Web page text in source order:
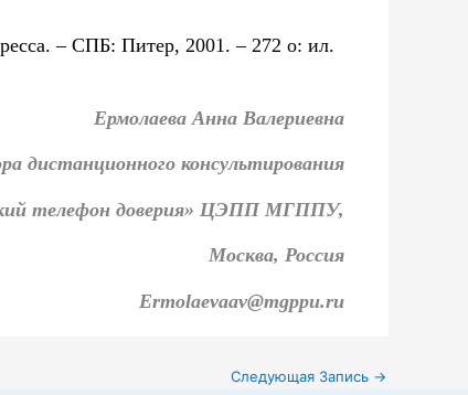
– СПБ: Питер, 2001. – 272 о: ил.
Ермолаева Анна Валериевна
дистанционного консультирования
телефон доверия» ЦЭПП МГППУ,
Москва, Россия
Ermolaevaav@mgppu.ru
Следующая Запись →